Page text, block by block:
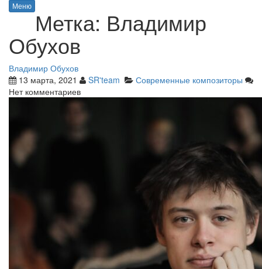
Меню
Метка: Владимир
Обухов
Владимир Обухов
13 марта, 2021
SR'team
Современные композиторы
Нет комментариев